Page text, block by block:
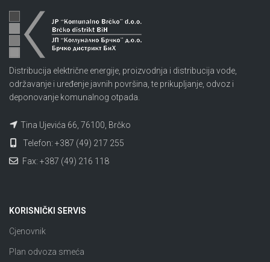
Distribucija električne energije, proizvodnja i distribucija vode,
održavanje i uređenje javnih površina, te prikupljanje, odvoz i
deponovanje komunalnog otpada.
Tina Ujevića 66, 76100, Brčko
Telefon: +387 (49) 217 255
Fax: +387 (49) 216 118
KORISNIČKI SERVIS
Cjenovnik
Plan odvoza smeća